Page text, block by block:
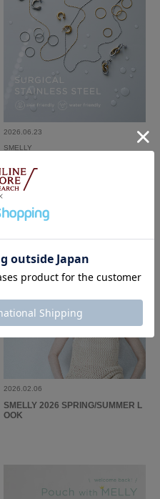
2026.06.23
SMELLY
MELLY
2026.02.06
SMELLY 2026 SPRING/SUMMER L
OOK